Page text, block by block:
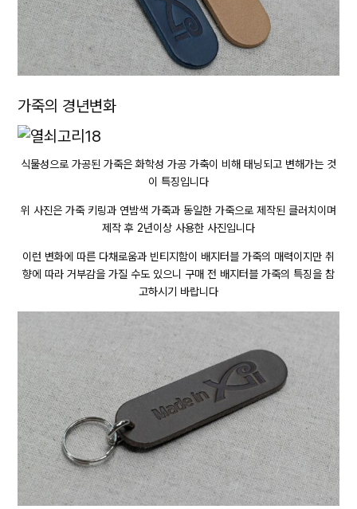
가죽의 경년변화
식물성으로 가공된 가죽은 화학성 가공 가축이 비해 태닝되고 변해가는 것
이 특징입니다
위 사진은 가죽 키링과 연밤색 가죽과 동일한 가죽으로 제작된 클러치이며
제작 후 2년이상 사용한 사진입니다
이런 변화에 따른 다채로움과 빈티지함이 배지터블 가죽의 매력이지만 취
향에 따라 거부감을 가질 수도 있으니 구매 전 배지터블 가죽의 특징을 참
고하시기 바랍니다